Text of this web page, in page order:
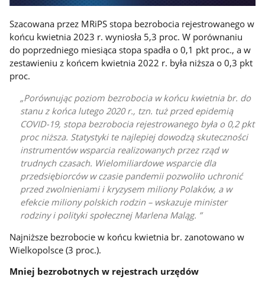
Szacowana przez MRiPS stopa bezrobocia rejestrowanego w
końcu kwietnia 2023 r. wyniosła 5,3 proc. W porównaniu
do poprzedniego miesiąca stopa spadła o 0,1 pkt proc., a w
zestawieniu z końcem kwietnia 2022 r. była niższa o 0,3 pkt
proc.
Porównując poziom bezrobocia w końcu kwietnia br. do
stanu z końca lutego 2020 r., tzn. tuż przed epidemią
COVID-19, stopa bezrobocia rejestrowanego była o 0,2 pkt
proc niższa. Statystyki te najlepiej dowodzą skuteczności
instrumentów wsparcia realizowanych przez rząd w
trudnych czasach. Wielomiliardowe wsparcie dla
przedsiębiorców w czasie pandemii pozwoliło uchronić
przed zwolnieniami i kryzysem miliony Polaków, a w
efekcie miliony polskich rodzin – wskazuje minister
rodziny i polityki społecznej Marlena Maląg.
Najniższe bezrobocie w końcu kwietnia br. zanotowano w
Wielkopolsce (3 proc.).
Mniej bezrobotnych w rejestrach urzędów